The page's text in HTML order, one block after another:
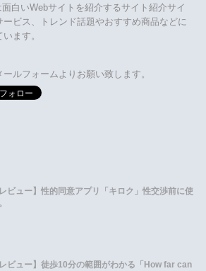
白いWebサイトを紹介するサイト紹介サイ
ービス、トレンド話題やおすすめ商品などに
ます。
ルフォームよりお願い致します。
レビュー】性的同意アプリ「キロク」性交渉前に使
レビュー】徒歩10分の範囲がわかる「How far can